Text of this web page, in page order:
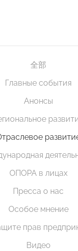
全部
Главные события
Анонсы
ОПОРА в лицах
Пресса о нас
Особое мнение
прав
Видео